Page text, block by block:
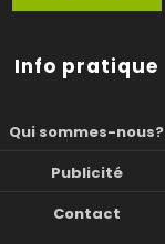
Info pratique
Qui sommes-nous?
Publicité
Contact